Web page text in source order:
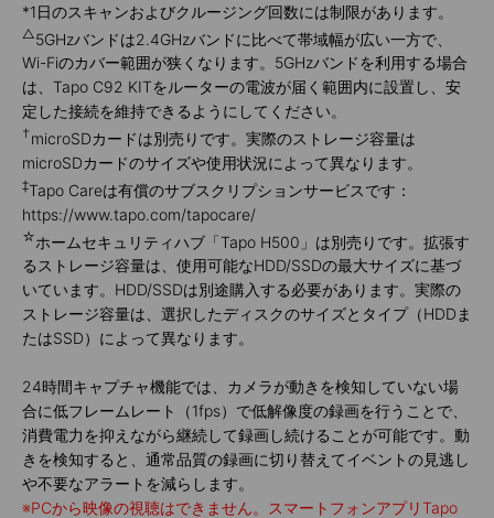
*1日のスキャンおよびクルージング回数には制限があります。
△5GHzバンドは2.4GHzバンドに比べて帯域幅が広い一方で、
Wi-Fiのカバー範囲が狭くなります。5GHzバンドを利用する場合
は、Tapo C92 KITをルーターの電波が届く範囲内に設置し、安
定した接続を維持できるようにしてください。
†microSDカードは別売りです。実際のストレージ容量は
microSDカードのサイズや使用状況によって異なります。
‡Tapo Careは有償のサブスクリプションサービスです：
https://www.tapo.com/tapocare/
☆ホームセキュリティハブ「Tapo H500」は別売りです。拡張す
るストレージ容量は、使用可能なHDD/SSDの最大サイズに基づ
いています。HDD/SSDは別途購入する必要があります。実際の
ストレージ容量は、選択したディスクのサイズとタイプ（HDDま
たはSSD）によって異なります。
24時間キャプチャ機能では、カメラが動きを検知していない場
合に低フレームレート（1fps）で低解像度の録画を行うことで、
消費電力を抑えながら継続して録画し続けることが可能です。動
きを検知すると、通常品質の録画に切り替えてイベントの見逃し
や不要なアラートを減らします。
※PCから映像の視聴はできません。スマートフォンアプリTapo